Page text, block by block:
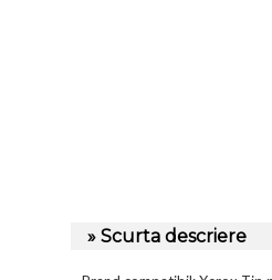
» Scurta descriere